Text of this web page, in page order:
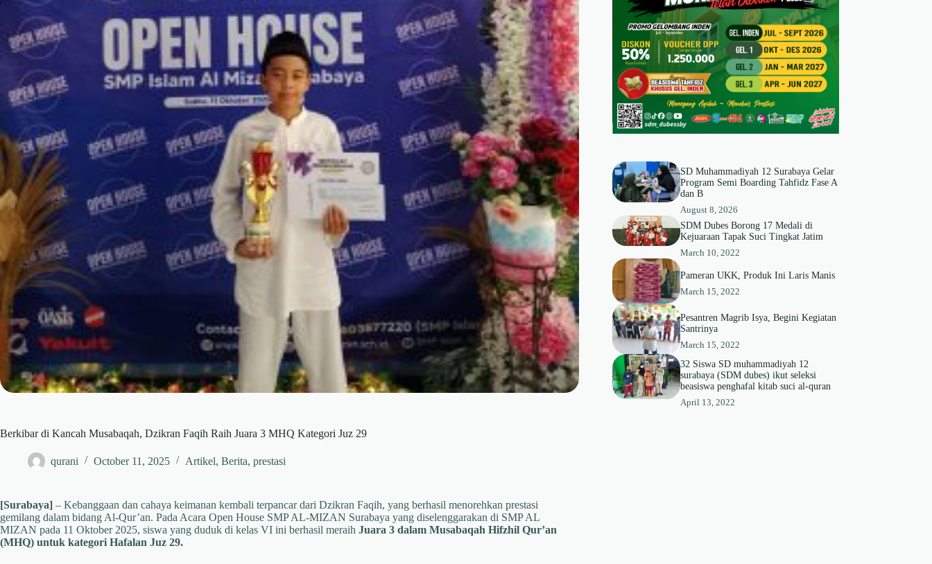
Berkibar di Kancah Musabaqah, Dzikran Faqih Raih Juara 3 MHQ Kategori Juz 29
qurani October 11, 2025 Artikel, Berita, prestasi
[Surabaya] – Kebanggaan dan cahaya keimanan kembali terpancar dari Dzikran Faqih, yang berhasil menorehkan prestasi
gemilang dalam bidang Al-Qur’an. Pada Acara Open House SMP AL-MIZAN Surabaya yang diselenggarakan di SMP AL
MIZAN pada 11 Oktober 2025, siswa yang duduk di kelas VI ini berhasil meraih Juara 3 dalam Musabaqah Hifzhil Qur’an
(MHQ) untuk kategori Hafalan Juz 29.
SD Muhammadiyah 12 Surabaya Gelar
Program Semi Boarding Tahfidz Fase A
dan B
August 8, 2026
SDM Dubes Borong 17 Medali di
Kejuaraan Tapak Suci Tingkat Jatim
March 10, 2022
Pameran UKK, Produk Ini Laris Manis
March 15, 2022
Pesantren Magrib Isya, Begini Kegiatan
Santrinya
March 15, 2022
32 Siswa SD muhammadiyah 12
surabaya (SDM dubes) ikut seleksi
beasiswa penghafal kitab suci al-quran
April 13, 2022